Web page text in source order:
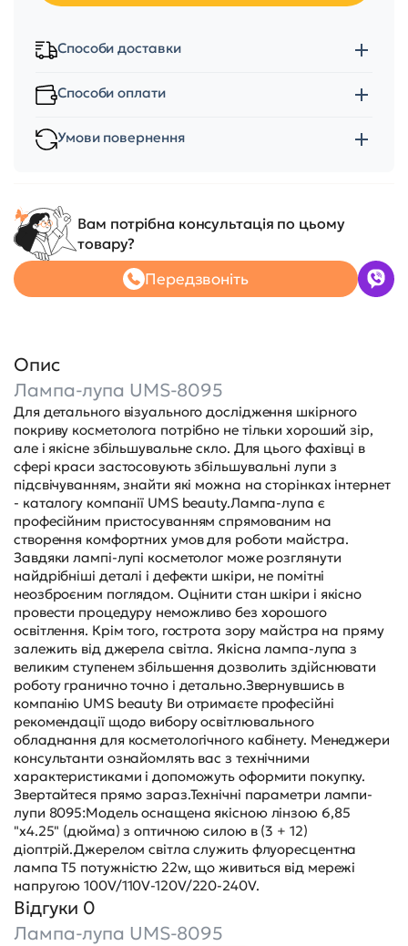
Способи доставки
Способи оплати
Умови повернення
Вам потрібна консультація по цьому
товару?
Передзвоніть
Опис
Лампа-лупа UMS-8095
Для детального візуального дослідження шкірного
покриву косметолога потрібно не тільки хороший зір,
але і якісне збільшувальне скло. Для цього фахівці в
сфері краси застосовують збільшувальні лупи з
підсвічуванням, знайти які можна на сторінках інтернет
- каталогу компанії UMS beauty.Лампа-лупа є
професійним пристосуванням спрямованим на
створення комфортних умов для роботи майстра.
Завдяки лампі-лупі косметолог може розглянути
найдрібніші деталі і дефекти шкіри, не помітні
неозброєним поглядом. Оцінити стан шкіри і якісно
провести процедуру неможливо без хорошого
освітлення. Крім того, гострота зору майстра на пряму
залежить від джерела світла. Якісна лампа-лупа з
великим ступенем збільшення дозволить здійснювати
роботу гранично точно і детально.Звернувшись в
компанію UMS beauty Ви отримаєте професійні
рекомендації щодо вибору освітлювального
обладнання для косметологічного кабінету. Менеджери
консультанти ознайомлять вас з технічними
характеристиками і допоможуть оформити покупку.
Звертайтеся прямо зараз.Технічні параметри лампи-
лупи 8095:Модель оснащена якісною лінзою 6,85
"х4.25" (дюйма) з оптичною силою в (3 + 12)
діоптрій.Джерелом світла служить флуоресцентна
лампа T5 потужністю 22w, що живиться від мережі
напругою 100V/110V-120V/220-240V.
Відгуки 0
Лампа-лупа UMS-8095